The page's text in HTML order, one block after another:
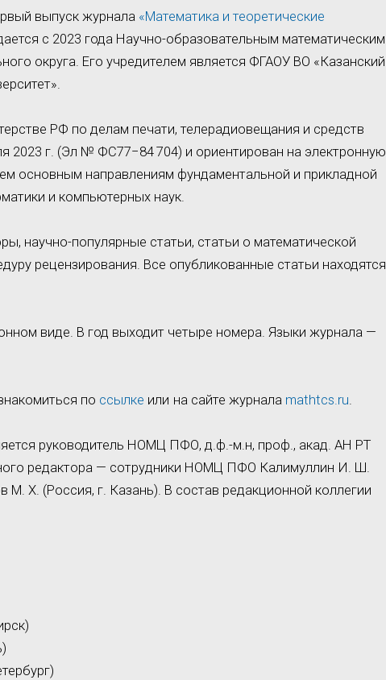
выпуск журнала «Математика и теоретические
с 2023 года Научно-образовательным математическим
округа. Его учредителем является ФГАОУ ВО «Казанский
РФ по делам печати, телерадиовещания и средств
2023 г. (Эл № ФС77−84 704) и ориентирован на электронную
основным направлениям фундаментальной и прикладной
и компьютерных наук.
научно-популярные статьи, статьи о математической
рецензирования. Все опубликованные статьи находятся
виде. В год выходит четыре номера. Языки журнала —
по ссылке или на сайте журнала mathtcs.ru.
руководитель НОМЦ ПФО, д.ф.-м.н, проф., акад. АН РТ
редактора — сотрудники НОМЦ ПФО Калимуллин И. Ш.
М. Х. (Россия, г. Казань). В состав редакционной коллегии